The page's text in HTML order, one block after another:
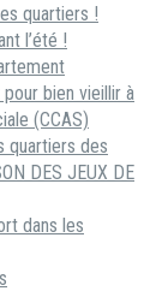
quartiers !
l’été !
bien vieillir à
(CCAS)
quartiers des
DES JEUX DE
dans les